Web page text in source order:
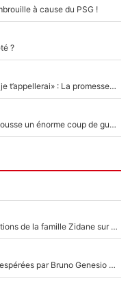
à cause du PSG !
?
Mercato - OM - «Dès que je prends un club, je t’appellerai» : La promesse de Marcelino au moment de claquer la porte
Victime de racisme contre Murray, Kyrgios pousse un énorme coup de gueule !
«Il est très heureux et impatient» : Les révélations de la famille Zidane sur sa prise de pouvoir en équipe de France !
Plus de 100M€ pour l'OM : Voici les recrues espérées par Bruno Genesio et Grégory Lorenzi après l’opération dégraissage